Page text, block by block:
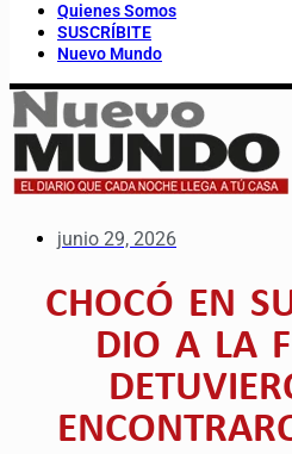
Quienes Somos
SUSCRÍBITE
Nuevo Mundo
junio 29, 2026
CHOCÓ EN
DIO A LA